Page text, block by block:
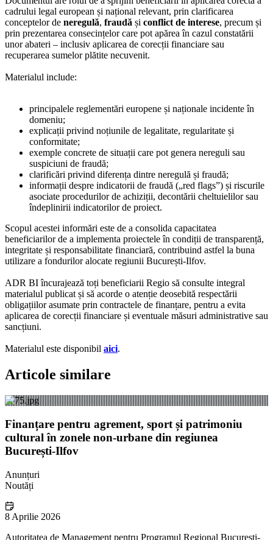
cadrului legal european și național relevant, prin clarificarea
conceptelor de neregulă, fraudă și conflict de interese, precum și
prin prezentarea consecințelor care pot apărea în cazul constatării
unor abateri – inclusiv aplicarea de corecții financiare sau
recuperarea sumelor plătite necuvenit.
Materialul include:
principalele reglementări europene și naționale incidente în
domeniu;
explicații privind noțiunile de legalitate, regularitate și
conformitate;
exemple concrete de situații care pot genera nereguli sau
suspiciuni de fraudă;
clarificări privind diferența dintre neregulă și fraudă;
informații despre indicatorii de fraudă („red flags”) și riscurile
asociate procedurilor de achiziții, decontării cheltuielilor sau
îndeplinirii indicatorilor de proiect.
Scopul acestei informări este de a consolida capacitatea
beneficiarilor de a implementa proiectele în condiții de transparență,
integritate și responsabilitate financiară, contribuind astfel la buna
utilizare a fondurilor alocate regiunii București-Ilfov.
ADR BI încurajează toți beneficiarii Regio să consulte integral
materialul publicat și să acorde o atenție deosebită respectării
obligațiilor asumate prin contractele de finanțare, pentru a evita
aplicarea de corecții financiare și eventuale măsuri administrative sau
sancțiuni.
Materialul este disponibil aici.
Articole similare
Finanțare pentru agrement, sport și patrimoniu
cultural în zonele non-urbane din regiunea
București-Ilfov
Anunțuri
Noutăți
8 Aprilie 2026
Autoritatea de Management pentru Programul Regional București-